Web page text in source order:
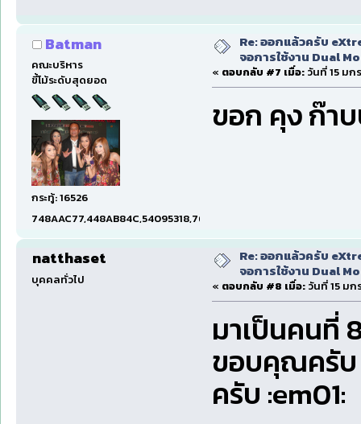
Batman
คณะบริหาร
ขี้โม้ระดับสุดยอด
กระทู้: 16526
748AAC77,448AB84C,54095318,7660DAE5,97606B15,47C5E
Re: ออกแล้วครับ
จอการใช้งาน Dual
« ตอบกลับ #7 เมื่อ: วันที่ 15 มก
ขอก คุง ก๊า
natthaset
บุคคลทั่วไป
Re: ออกแล้วครับ
จอการใช้งาน Dual
« ตอบกลับ #8 เมื่อ: วันที่ 15 มก
มาเป็นคนที่
ขอบคุณครับ
ครับ :em01: